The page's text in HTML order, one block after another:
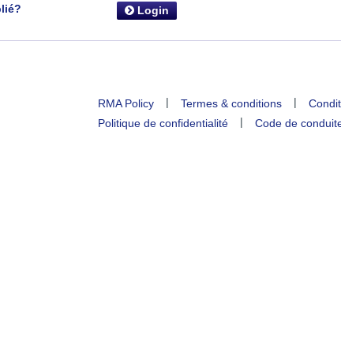
Login
RMA Policy | Termes & conditions |
Politique de confidentialité
| Code de